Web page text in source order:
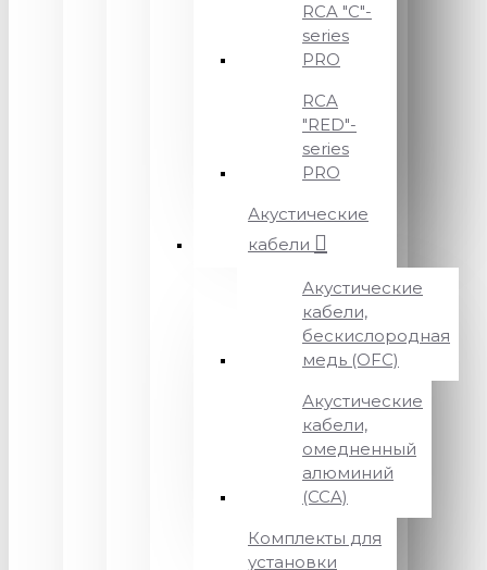
RCA "C"-
series
PRO
RCA
"RED"-
series
PRO
Акустические
кабели
Акустические
кабели,
бескислородная
медь (OFC)
Акустические
кабели,
омедненный
алюминий
(CCA)
Комплекты для
установки